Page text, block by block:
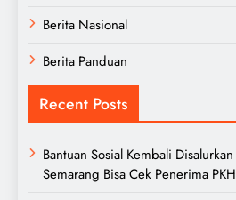
Berita Nasional
Berita Panduan
Recent Posts
Bantuan Sosial Kembali
Semarang Bisa Cek Penerima